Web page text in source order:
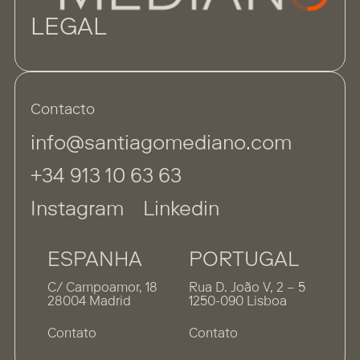
Contacto
info@santiagomediano.com
+34 913 10 63 63
Instagram
Linkedin
ESPANHA
C/ Campoamor, 18
28004 Madrid
Contato
PORTUGAL
Rua D. João V, 2 – 5
1250-090 Lisboa
Contato
LEGAL